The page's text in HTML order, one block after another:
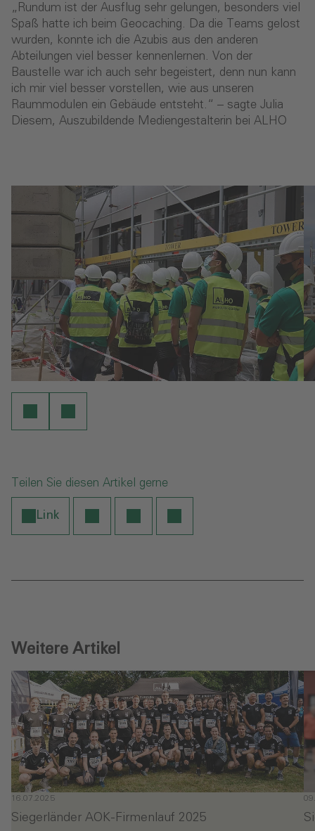
„Rundum ist der Ausflug sehr gelungen, besonders viel
Spaß hatte ich beim Geocaching. Da die Teams gelost
wurden, konnte ich die Azubis aus den anderen
Abteilungen viel besser kennenlernen. Von der
Baustelle war ich auch sehr begeistert, denn nun kann
ich mir viel besser vorstellen, wie aus unseren
Raummodulen ein Gebäude entsteht.“ – sagte Julia
Diesem, Auszubildende Mediengestalterin bei ALHO
Teilen Sie diesen Artikel gerne
Link
Weitere Artikel
16.07.2025
Siegerländer AOK-Firmenlauf 2025